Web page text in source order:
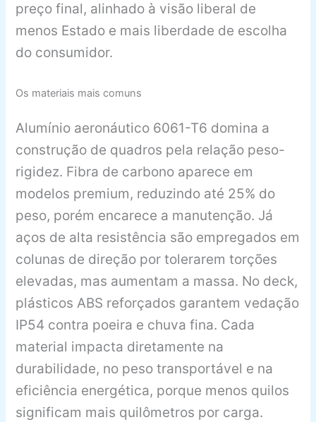
preço final, alinhado à visão liberal de
menos Estado e mais liberdade de escolha
do consumidor.
Os materiais mais comuns
Alumínio aeronáutico 6061-T6 domina a
construção de quadros pela relação peso-
rigidez. Fibra de carbono aparece em
modelos premium, reduzindo até 25% do
peso, porém encarece a manutenção. Já
aços de alta resistência são empregados em
colunas de direção por tolerarem torções
elevadas, mas aumentam a massa. No deck,
plásticos ABS reforçados garantem vedação
IP54 contra poeira e chuva fina. Cada
material impacta diretamente na
durabilidade, no peso transportável e na
eficiência energética, porque menos quilos
significam mais quilômetros por carga.